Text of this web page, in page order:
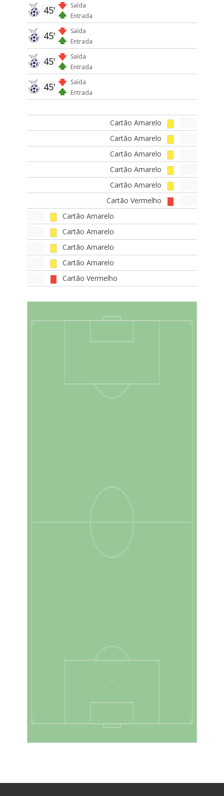
Saída
Entrada
45'
Saída
Entrada
45'
Saída
Entrada
45'
Saída
Entrada
45'
Cartão Amarelo
Cartão Amarelo
Cartão Amarelo
Cartão Amarelo
Cartão Amarelo
Cartão Vermelho
Cartão Amarelo
Cartão Amarelo
Cartão Amarelo
Cartão Amarelo
Cartão Vermelho